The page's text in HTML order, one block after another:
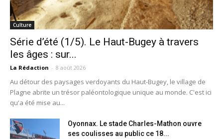
Culture
Série d’été (1/5). Le Haut-Bugey à travers
les âges : sur...
La Rédaction - 8 août 2026
Au détour des paysages verdoyants du Haut-Bugey, le village de
Plagne abrite un trésor paléontologique unique au monde. C'est ici
qu'a été mise au...
Oyonnax. Le stade Charles-Mathon ouvre
ses coulisses au public ce 18...